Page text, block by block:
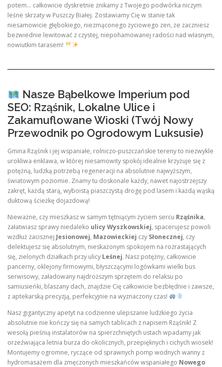
potem… całkowicie dyskretnie znikamy z Twojego podwórka niczym
leśne skrzaty w Puszczy Białej. Zostawiamy Cię w stanie tak
niesamowicie głębokiego, niezmąconego życiowego zen, że zaczniesz
bezwiednie lewitować z czystej, niepohamowanej radości nad własnym,
nowiutkim tarasem!
Nasze Bąbelkowe Imperium pod
SEO: Rząśnik, Lokalne Ulice i
Zakamuflowane Wioski (Twój Nowy
Przewodnik po Ogrodowym Luksusie)
Gmina Rząśnik i jej wspaniałe, rolniczo-puszczańskie tereny to niezwykle
urokliwa enklawa, w której niesamowity spokój idealnie krzyżuje się z
potężną, ludzką potrzebą regeneracji na absolutnie najwyższym,
światowym poziomie. Znamy tu doskonale każdy, nawet najostrzejszy
zakręt, każdą starą, wyboistą piaszczystą drogę pod lasem i każdą wąską
duktową ścieżkę dojazdową!
Nieważne, czy mieszkasz w samym tętniącym życiem sercu Rząśnika,
załatwiasz sprawy niedaleko ulicy Wyszkowskiej, spacerujesz powoli
wzdłuż zacisznej Jesionowej, Mazowieckiej czy Słonecznej, czy
delektujesz się absolutnym, nieskażonym spokojem na rozrastających
się, zielonych działkach przy ulicy Leśnej. Nasz potężny, całkowicie
pancerny, oklejony firmowymi, błyszczącymi logówkami wielki bus
serwisowy, załadowany najdroższym sprzętem do relaksu po
samiusieńki, blaszany dach, znajdzie Cię całkowicie bezbłędnie i zawsze,
z aptekarską precyzją, perfekcyjnie na wyznaczony czas!
Nasz gigantyczny apetyt na codzienne ulepszanie ludzkiego życia
absolutnie nie kończy się na samych tablicach z napisem Rząśnik! Z
wesołą pieśnią instalatorów na spierzchniętych ustach wpadamy jak
orzeźwiająca letnia burza do okolicznych, przepięknych i cichych wiosek!
Montujemy ogromne, ryczące od sprawnych pomp wodnych wanny z
hydromasażem dla zmęczonych mieszkańców wspaniałego Nowego